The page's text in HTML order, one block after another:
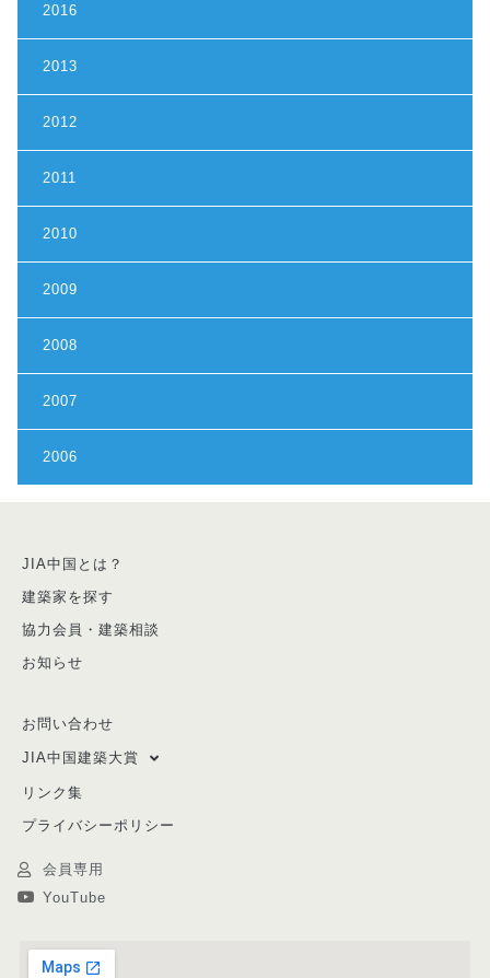
2016
2013
2012
2011
2010
2009
2008
2007
2006
JIA中国とは？
建築家を探す
協力会員・建築相談
お知らせ
お問い合わせ
JIA中国建築大賞
リンク集
プライバシーポリシー
会員専用
YouTube